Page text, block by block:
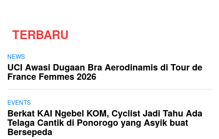
TERBARU
NEWS
UCI Awasi Dugaan Bra Aerodinamis di Tour de
France Femmes 2026
EVENTS
Berkat KAI Ngebel KOM, Cyclist Jadi Tahu Ada
Telaga Cantik di Ponorogo yang Asyik buat
Bersepeda